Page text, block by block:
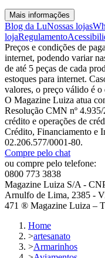
Mais informações
Blog da LuNossas lojas
lojaRegulamento
Preços e condições de
internet, podendo variar
de até 5 peças de cada
estoques para internet.
valores, o preço válido é o
O Magazine Luiza atua
Resolução CMN nº 4.935/
crédito e operações de
Crédito, Financiamento e
02.206.577/0001-80.
Compre pelo chat
ou compre pelo telefone:
0800 773 3838
Magazine Luiza S/A -
Arnulfo de Lima, 2385 -
471 ® Magazine Luiza –
Home
>artesanato
>Armarinhos